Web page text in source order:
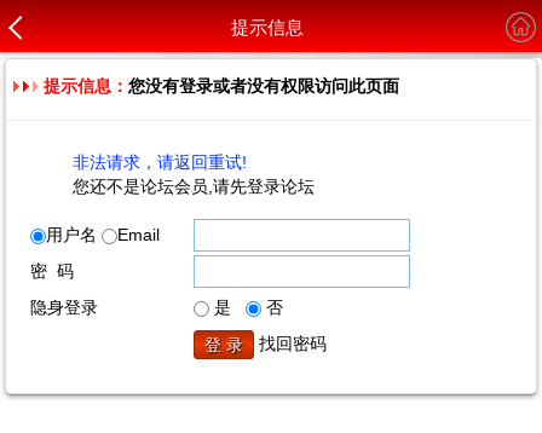
提示信息
提示信息：您没有登录或者没有权限访问此页面
非法请求，请返回重试!
您还不是论坛会员,请先登录论坛
用户名
Email
密 码
隐身登录
是
否
找回密码